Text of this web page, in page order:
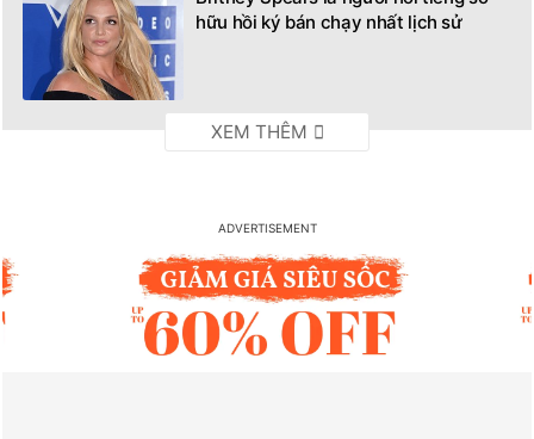
hữu hồi ký bán chạy nhất lịch sử